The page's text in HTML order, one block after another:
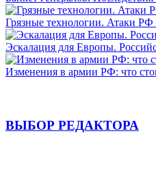
Грязные технологии. Атаки
Эскалация для Европы.
Изменения в армии РФ: что
ВЫБОР РЕДАКТОРА